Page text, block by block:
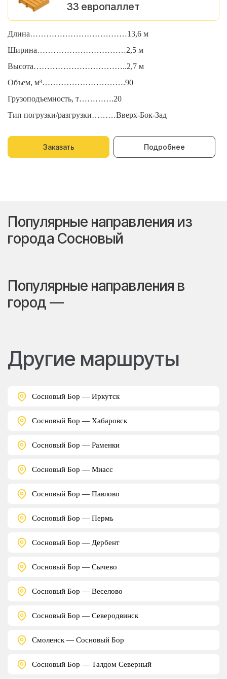
33 европаллет
Длина………………………………13,6 м
Ширина……………………………2,5 м
Высота……………………………..2,7 м
Объем, м³………………………….90
Грузоподъемность, т………….20
Тип погрузки/разгрузки………Вверх-Бок-Зад
Заказать Подробнее
Популярные направления из
города Сосновый
Популярные направления в
город —
Другие маршруты
Сосновый Бор — Иркутск
Сосновый Бор — Хабаровск
Сосновый Бор — Раменки
Сосновый Бор — Миасс
Сосновый Бор — Павлово
Сосновый Бор — Пермь
Сосновый Бор — Дербент
Сосновый Бор — Сычево
Сосновый Бор — Веселово
Сосновый Бор — Северодвинск
Смоленск — Сосновый Бор
Сосновый Бор — Талдом Северный